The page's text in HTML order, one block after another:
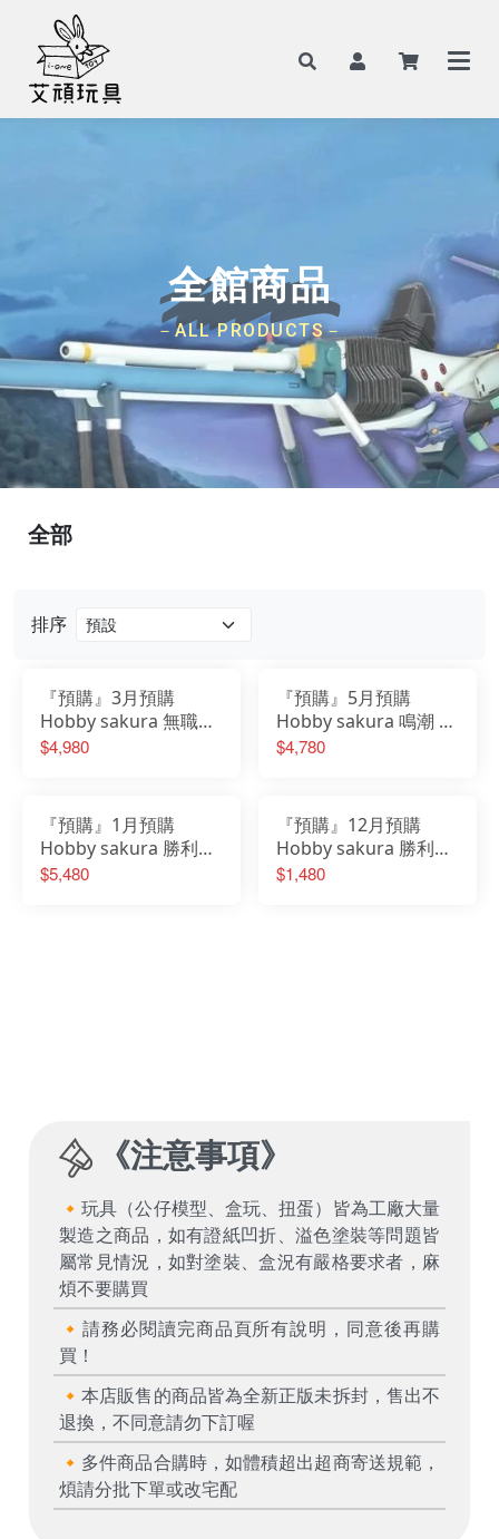
全館商品
－ALL PRODUCTS－
排序
『預購』3月預購
Hobby sakura 無職轉
生 艾莉絲 伯雷亞斯 格
$4,980
『預購』5月預購
Hobby sakura 鳴潮 奧
古斯塔 1/7 附特典
$4,780
『預購』1月預購
Hobby sakura 勝利女
神 妮姬 小紅帽 懷舊時
$5,480
『預購』12月預購
Hobby sakura 勝利女
神 妮姬 S.K.P 露菲 奢
$1,480
全部
《注意事項》
🔸玩具（公仔模型、盒玩、扭蛋）皆為工廠大量
製造之商品，如有證紙凹折、溢色塗裝等問題皆
屬常見情況，如對塗裝、盒況有嚴格要求者，麻
煩不要購買
🔸請務必閱讀完商品頁所有說明，同意後再購
買！
🔸本店販售的商品皆為全新正版未拆封，售出不
退換，不同意請勿下訂喔
🔸多件商品合購時，如體積超出超商寄送規範，
煩請分批下單或改宅配